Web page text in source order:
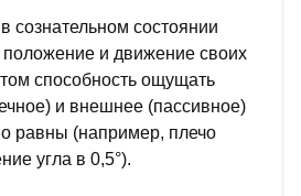
сознательном состоянии
положение и движение своих
способность ощущать
и внешнее (пассивное)
равны (например, плечо
угла в 0,5°).